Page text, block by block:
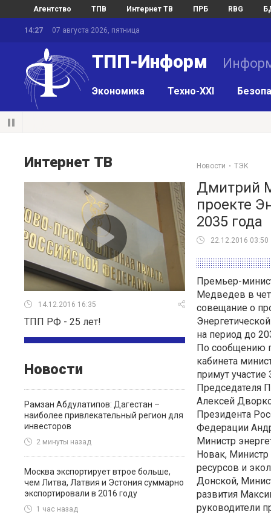
Агентство ТПВ Интернет ТВ ПРБ RBG
14:27 07 августа 2026, пятница
ТПП-Информ
Экономика Техно-XXI
Интернет ТВ
14.12.2016 16:35
ТПП РФ - 25 лет!
Новости
Рамзан Абдулатипов: Дагестан –
наиболее привлекательный регион для
инвесторов
2 минуты назад
Москва экспортирует втрое больше,
чем Литва, Латвия и Эстония суммарно
экспортировали в 2016 году
1 час назад
Новости ТЭК
Дмитрий
проекте
2035 года
22.12.2016 03:50
Премьер-
Медведев в
совещание о
на период до
По сообщению
кабинета
примут участие
Председателя
Алексей
Президента
Федерации
Министр
Новак,
ресурсов и
Донской,
развития
руководители